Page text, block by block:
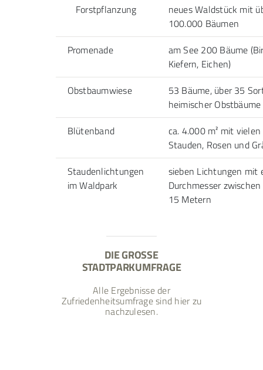
Forstpflanzung
neues Waldstück mit
100.000 Bäumen
Promenade
am See 200 Bäume
Kiefern, Eichen)
Obstbaumwiese
53 Bäume, über 35
heimischer Obstbäume
Blütenband
ca. 4.000 m² mit vielen
Stauden, Rosen und
Staudenlichtungen
im Waldpark
sieben Lichtungen mit
Durchmesser
15 Metern
DIE GROSSE S
TADTPARKUMFRAGE
Alle Ergebnisse der
Zufriedenheitsumfrage sind hier zu
nachzulesen.